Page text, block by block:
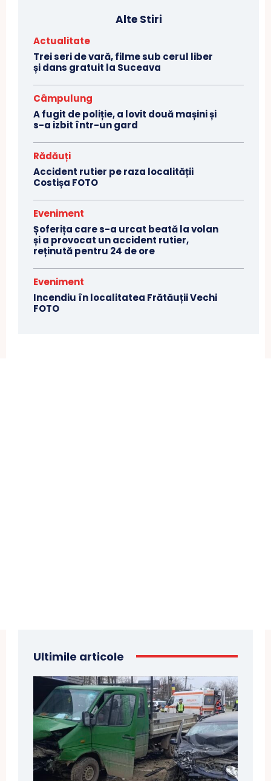
Alte Stiri
Actualitate
Trei seri de vară, filme sub cerul liber
și dans gratuit la Suceava
Câmpulung
A fugit de poliție, a lovit două mașini și
s-a izbit într-un gard
Rădăuți
Accident rutier pe raza localității
Costișa FOTO
Eveniment
Șoferița care s-a urcat beată la volan
și a provocat un accident rutier,
reținută pentru 24 de ore
Eveniment
Incendiu în localitatea Frătăuții Vechi
FOTO
Ultimile articole